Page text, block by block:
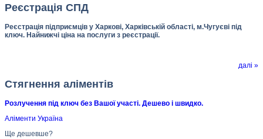
Реєстрація СПД
Реєстрація підприємців у Харкові, Харківській області, м.Чугуєві під
ключ. Найнижчі ціна на послуги з реєстрації.
далі »
Стягнення аліментів
Розлучення під ключ без Вашої участі. Дешево і швидко.
Аліменти Україна
Ще дешевше?